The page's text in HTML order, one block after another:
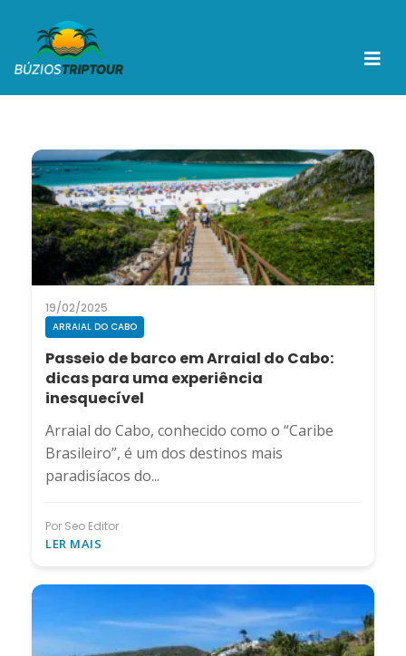
19/02/2025
ARRAIAL DO CABO
Passeio de barco em Arraial do Cabo:
dicas para uma experiência
inesquecível
Arraial do Cabo, conhecido como o “Caribe
Brasileiro”, é um dos destinos mais
paradisíacos do...
Por Seo Editor
LER MAIS